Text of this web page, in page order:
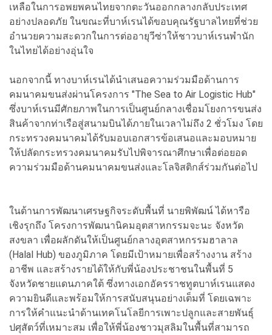
เหลือในการอพยพคนไทยจากตะวันออกกลางกลับประเทศ
อย่างปลอดภัย ในขณะที่บาห์เรนได้ขอบคุณรัฐบาลไทยที่ช่วย
อำนวยความสะดวกในการต่ออายุวีซ่าให้ชาวบาห์เรนพำนัก
ในไทยได้อย่างอุ่นใจ
นอกจากนี้ ทางบาห์เรนได้นำเสนอความร่วมมือด้านการ
คมนาคมขนส่งผ่านโครงการ "The Sea to Air Logistic Hub"
ซึ่งบาห์เรนมีศักยภาพในการเป็นศูนย์กลางเชื่อมโยงการขนส่ง
สินค้าจากท่าเรือสู่สนามบินได้ภายในเวลาไม่ถึง 2 ชั่วโมง โดย
กระทรวงคมนาคมได้รับมอบเอกสารข้อเสนอและมอบหมาย
ให้ปลัดกระทรวงคมนาคมรับไปพิจารณาศึกษาเพื่อต่อยอด
ความร่วมมือด้านคมนาคมขนส่งและโลจิสติกส์ร่วมกันต่อไป
ในด้านการพัฒนาเศรษฐกิจระดับพื้นที่ นายพิพัฒน์ ได้หารือ
เชิงรุกถึง โครงการพัฒนานิคมอุตสาหกรรมจะนะ จังหวัด
สงขลา เพื่อผลักดันให้เป็นศูนย์กลางอุตสาหกรรมฮาลาล
(Halal Hub) ของภูมิภาค โดยมีเป้าหมายเพื่อสร้างงาน สร้าง
อาชีพ และสร้างรายได้ให้กับพี่น้องประชาชนในพื้นที่ 5
จังหวัดชายแดนภาคใต้ ซึ่งทางเอกอัครราชทูตบาห์เรนแสดง
ความยินดีและพร้อมให้การสนับสนุนอย่างเต็มที่ โดยเฉพาะ
การให้คำแนะนำด้านเทคโนโลยีการเพาะปลูกและสายพันธุ์
ปศุสัตว์ที่เหมาะสม เพื่อให้พี่น้องชาวมุสลิมในพื้นที่สามารถ